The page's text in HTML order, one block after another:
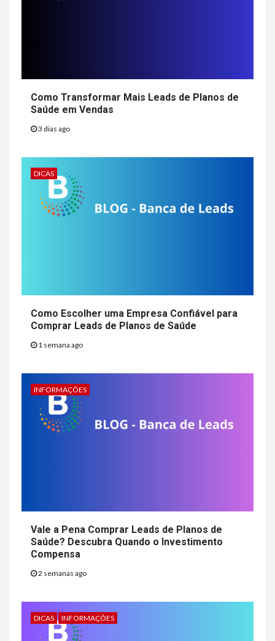
Como Transformar Mais Leads de Planos de
Saúde em Vendas
3 dias ago
DICAS
Como Escolher uma Empresa Confiável para
Comprar Leads de Planos de Saúde
1 semana ago
INFORMAÇÕES
Vale a Pena Comprar Leads de Planos de
Saúde? Descubra Quando o Investimento
Compensa
2 semanas ago
DICAS INFORMAÇÕES